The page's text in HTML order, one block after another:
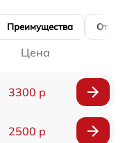
Преимущества
Цена
3300 р
2500 р